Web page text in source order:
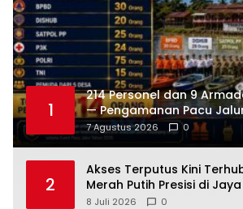
1
214 Personel dan 9
— Pengamanan Pacu
2026 Dipastikan Maksimal
7 Agustus 2026 0
2
Akses Terputus Kini
Merah Putih Presisi di
Berdiri — Polri Buktikan
8 Juli 2026 0